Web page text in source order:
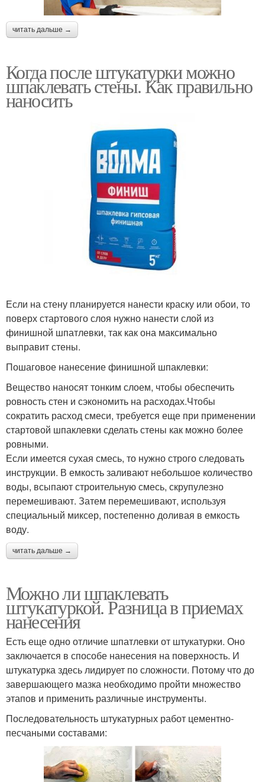
читать дальше →
Когда после штукатурки можно
шпаклевать стены. Как правильно
наносить
Если на стену планируется нанести краску или обои, то
поверх стартового слоя нужно нанести слой из
финишной шпатлевки, так как она максимально
выправит стены.
Пошаговое нанесение финишной шпаклевки:
Вещество наносят тонким слоем, чтобы обеспечить
ровность стен и сэкономить на расходах.Чтобы
сократить расход смеси, требуется еще при применении
стартовой шпаклевки сделать стены как можно более
ровными.
Если имеется сухая смесь, то нужно строго следовать
инструкции. В емкость заливают небольшое количество
воды, всыпают строительную смесь, скрупулезно
перемешивают. Затем перемешивают, используя
специальный миксер, постепенно доливая в емкость
воду.
читать дальше →
Можно ли шпаклевать
штукатуркой. Разница в приемах
нанесения
Есть еще одно отличие шпатлевки от штукатурки. Оно
заключается в способе нанесения на поверхность. И
штукатурка здесь лидирует по сложности. Потому что до
завершающего мазка необходимо пройти множество
этапов и применить различные инструменты.
Последовательность штукатурных работ цементно-
песчаными составами: